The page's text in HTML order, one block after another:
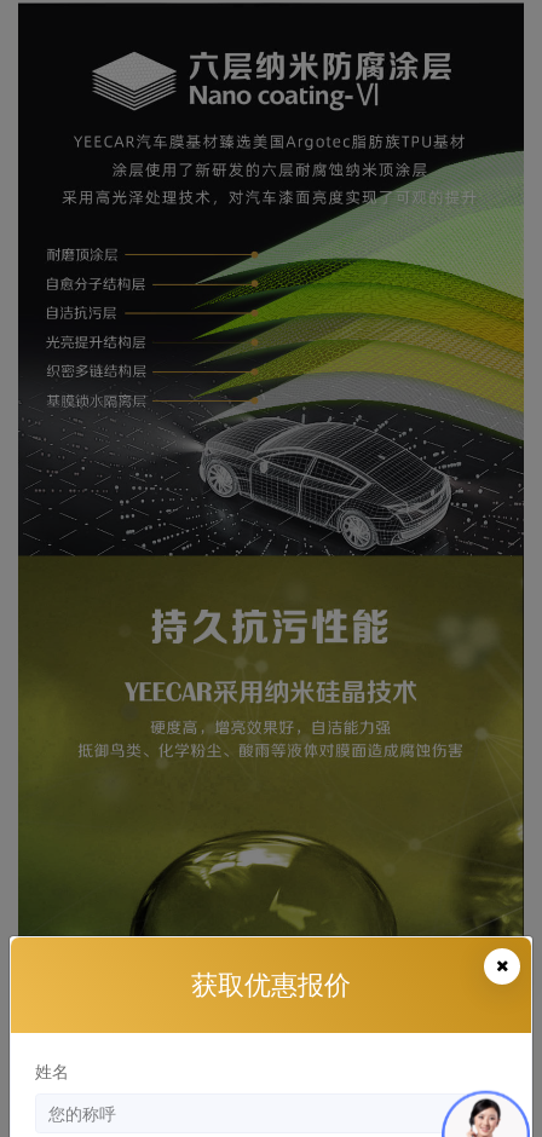
获取优惠报价
姓名